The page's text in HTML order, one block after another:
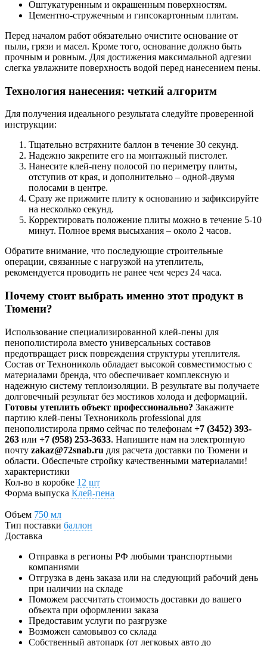
Оштукатуренным и окрашенным поверхностям.
Цементно-стружечным и гипсокартонным плитам.
Перед началом работ обязательно очистите основание от
пыли, грязи и масел. Кроме того, основание должно быть
прочным и ровным. Для достижения максимальной адгезии
слегка увлажните поверхность водой перед нанесением пены.
Технология нанесения: четкий алгоритм
Для получения идеального результата следуйте проверенной
инструкции:
Тщательно встряхните баллон в течение 30 секунд.
Надежно закрепите его на монтажный пистолет.
Нанесите клей-пену полосой по периметру плиты,
отступив от края, и дополнительно – одной-двумя
полосами в центре.
Сразу же прижмите плиту к основанию и зафиксируйте
на несколько секунд.
Корректировать положение плиты можно в течение 5-10
минут. Полное время высыхания – около 2 часов.
Обратите внимание, что последующие строительные
операции, связанные с нагрузкой на утеплитель,
рекомендуется проводить не ранее чем через 24 часа.
Почему стоит выбрать именно этот продукт в
Тюмени?
Использование специализированной клей-пены для
пенополистирола вместо универсальных составов
предотвращает риск повреждения структуры утеплителя.
Состав от Технониколь обладает высокой совместимостью с
материалами бренда, что обеспечивает комплексную и
надежную систему теплоизоляции. В результате вы получаете
долговечный результат без мостиков холода и деформаций.
Готовы утеплить объект профессионально? Закажите
партию клей-пены Технониколь professional для
пенополистирола прямо сейчас по телефонам +7 (3452) 393-
263 или +7 (958) 253-3633. Напишите нам на электронную
почту zakaz@72snab.ru для расчета доставки по Тюмени и
области. Обеспечьте стройку качественными материалами!
характеристики
Кол-во в коробке 12 шт
Форма выпуска Клей-пена
Объем 750 мл
Тип поставки баллон
Доставка
Отправка в регионы РФ любыми транспортными
компаниями
Отгрузка в день заказа или на следующий рабочий день
при наличии на складе
Поможем рассчитать стоимость доставки до вашего
объекта при оформлении заказа
Предоставим услуги по разгрузке
Возможен самовывоз со склада
Собственный автопарк (от легковых авто до